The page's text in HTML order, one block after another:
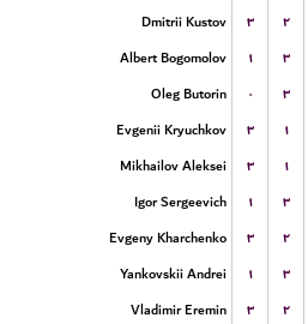
Dmitrii Kustov
۳ ۲
Albert Bogomolov
۱ ۳
Oleg Butorin
۰ ۳
Evgenii Kryuchkov
۳ ۱
Mikhailov Aleksei
۳ ۱
Igor Sergeevich
۱ ۳
Evgeny Kharchenko
۳ ۲
Yankovskii Andrei
۱ ۳
Vladimir Eremin
۳ ۲